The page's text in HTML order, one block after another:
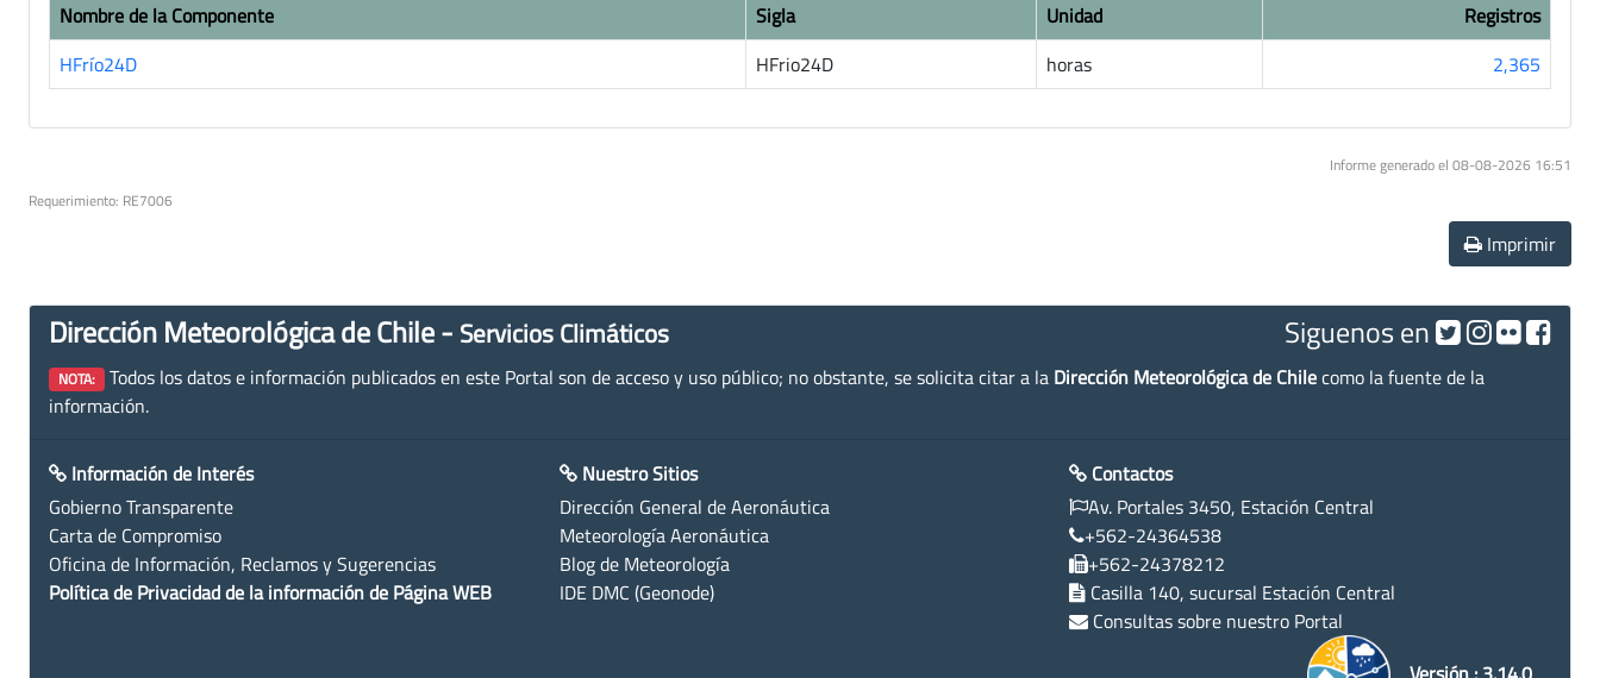
Nombre de la Componente Sigla Unidad
Registros
HFrío24D
HFrio24D horas 2,365
Informe generado el 08-08-2026 16:51
Requerimiento: RE7006
Imprimir
Dirección Meteorológica de Chile - Servicios Climáticos Siguenos en
NOTA: Todos los datos e información publicados en este Portal son de acceso y uso público; no obstante, se solicita citar a la Dirección Meteorológica de Chilecomo la fuente de la
información.
Información de Interés
Gobierno Transparente
Carta de Compromiso
Oficina de Información, Reclamos y Sugerencias
Política de Privacidad de la información de Página WEB
Nuestro Sitios
Dirección General de Aeronáutica
Meteorología Aeronáutica
Blog de Meteorología
IDE DMC (Geonode)
Contactos
Av. Portales 3450, Estación Central
+562-24364538
+562-24378212
Casilla 140, sucursal Estación Central
Consultas sobre nuestro Portal